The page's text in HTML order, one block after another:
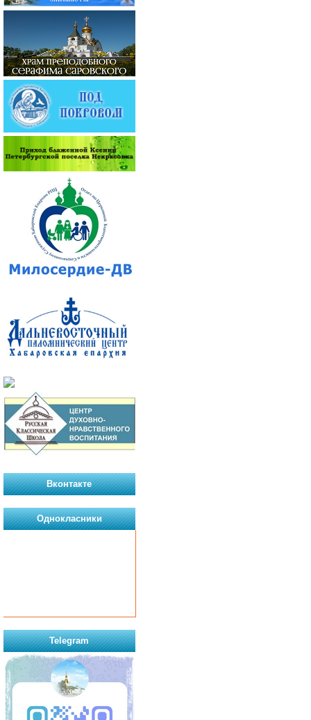
Вконтакте
Однокласники
Telegram